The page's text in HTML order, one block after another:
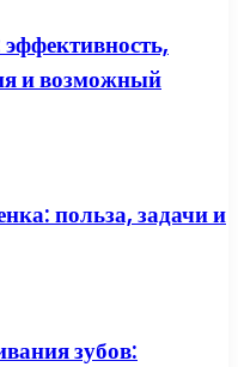
и возможный
польза, задачи и
зубов: